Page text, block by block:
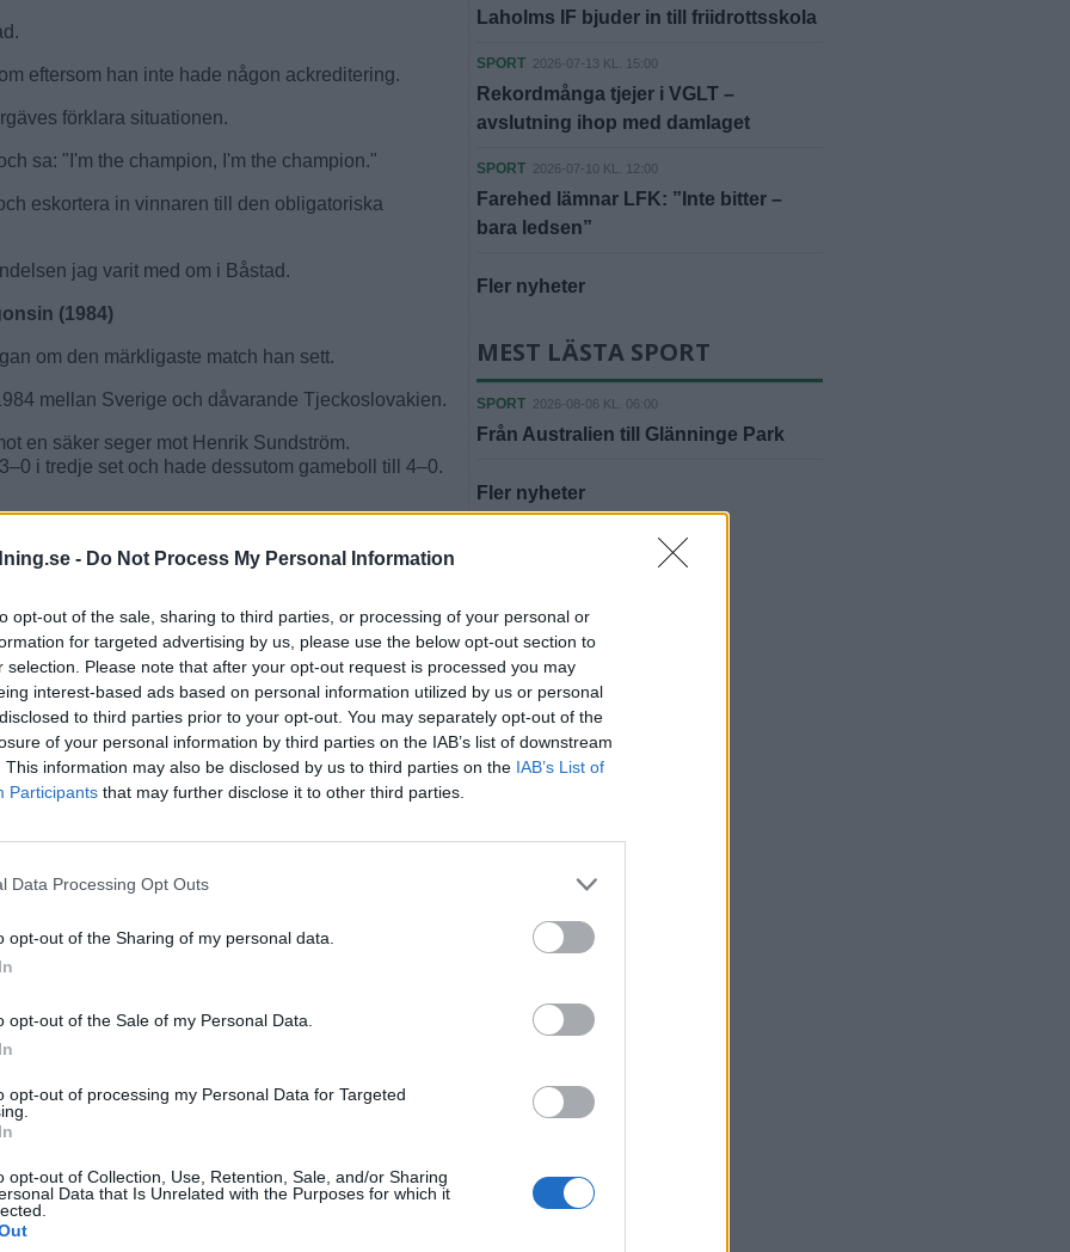
- Do Not Process My Personal Information
opt-out of the sale, sharing to third parties, or processing of your personal or
for targeted advertising by us, please use the below opt-out section to
selection. Please note that after your opt-out request is processed you may
interest-based ads based on personal information utilized by us or personal
to third parties prior to your opt-out. You may separately opt-out of the
of your personal information by third parties on the IAB’s list of downstream
This information may also be disclosed by us to third parties on the IAB’s List of
Participants that may further disclose it to other third parties.
Data Processing Opt Outs
opt-out of the Sharing of my personal data.
opt-out of the Sale of my Personal Data.
opt-out of processing my Personal Data for Targeted
opt-out of Collection, Use, Retention, Sale, and/or Sharing
Data that Is Unrelated with the Purposes for which it
eftersom han inte hade någon ackreditering.
förklara situationen.
sa: "I'm the champion, I'm the champion."
eskortera in vinnaren till den obligatoriska
jag varit med om i Båstad.
(1984)
om den märkligaste match han sett.
mellan Sverige och dåvarande Tjeckoslovakien.
en säker seger mot Henrik Sundström.
i tredje set och hade dessutom gameboll till 4–0.
av matchen. Sundström vann de tre sista seten
match jag någonsin har sett.
Sveriges kanske främsta Davis Cup-triumf. I finalen
5–0, trots att amerikanerna kom till spel med John
bästa dubbelpar i Peter Fleming och McEnroe.
(2013)
rad världsstjärnor, men få besök väckte lika stor
2013.
senare blev den mest framgångsrika spelaren
turneringen efter finalseger mot svenska Johanna
hamnat i skuggan av herrturneringen, trots att
gästat Båstad.
även på damsidan genom åren.
(2024)
Nadals återkomst till Båstad sommaren 2024.
Open redan 2005, en av de första ATP-titlarna i
tillbaka till en turnering som låg honom varmt om
Laholms IF bjuder in till friidrottsskola
SPORT 2026-07-13 KL. 15:00
Rekordmånga tjejer i VGLT –
avslutning ihop med damlaget
SPORT 2026-07-10 KL. 12:00
Farehed lämnar LFK: ”Inte bitter –
bara ledsen”
Fler nyheter
MEST LÄSTA SPORT
SPORT 2026-08-06 KL. 06:00
Från Australien till Glänninge Park
Fler nyheter